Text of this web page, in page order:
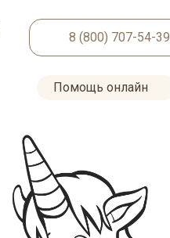
8 (800) 707-54-39
Помощь онлайн